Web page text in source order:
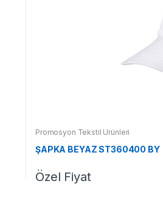
Promosyon Tekstil Ürünleri
ŞAPKA BEYAZ ST360400 BY
Özel Fiyat